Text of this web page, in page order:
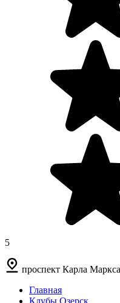
5
проспект Карла
Главная
Клубы Озерск